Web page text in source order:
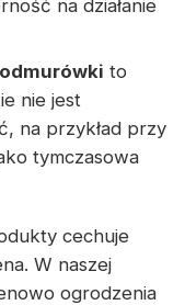
na działanie
to
nie jest
na przykład przy
tymczasowa
cechuje
W naszej
ogrodzenia